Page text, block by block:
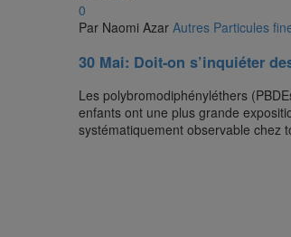
0
Par Naomi Azar Autres Particules
30 Mai: Doit-on s’inquiéter
Les polybromodiphényléthers
enfants ont une plus grande
systématiquement observable chez